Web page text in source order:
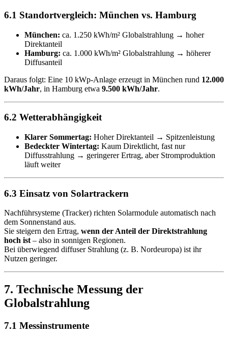
6.1 Standortvergleich: München vs. Hamburg
München: ca. 1.250 kWh/m² Globalstrahlung → hoher
Direktanteil
Hamburg: ca. 1.000 kWh/m² Globalstrahlung → höherer
Diffusanteil
Daraus folgt: Eine 10 kWp-Anlage erzeugt in München rund 12.000
kWh/Jahr, in Hamburg etwa 9.500 kWh/Jahr.
6.2 Wetterabhängigkeit
Klarer Sommertag: Hoher Direktanteil → Spitzenleistung
Bedeckter Wintertag: Kaum Direktlicht, fast nur
Diffusstrahlung → geringerer Ertrag, aber Stromproduktion
läuft weiter
6.3 Einsatz von Solartrackern
Nachführsysteme (Tracker) richten Solarmodule automatisch nach
dem Sonnenstand aus.
Sie steigern den Ertrag, wenn der Anteil der Direktstrahlung
hoch ist– also in sonnigen Regionen.
Bei überwiegend diffuser Strahlung (z. B. Nordeuropa) ist ihr
Nutzen geringer.
7. Technische Messung der
Globalstrahlung
7.1 Messinstrumente